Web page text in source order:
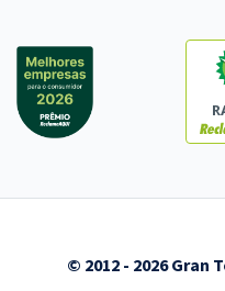
© 2012 - 2026 Gran